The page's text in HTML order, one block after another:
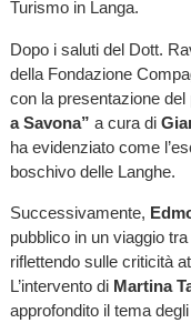
Turismo in Langa.
Dopo i saluti del Dott.
della Fondazione
con la presentazione del
a Savona” a cura di
ha evidenziato come
boschivo delle Langhe.
Successivamente,
pubblico in un viaggio
riflettendo sulle criticità
L’intervento di Martina
approfondito il tema degli